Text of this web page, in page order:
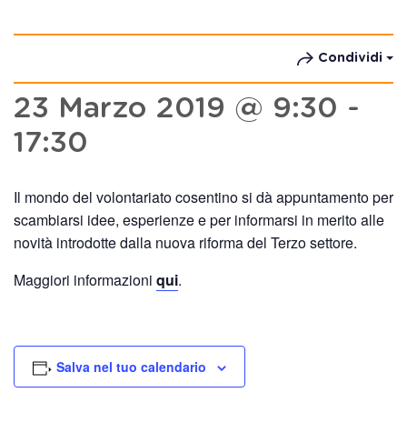
Condividi
23 Marzo 2019 @ 9:30 -
17:30
Il mondo del volontariato cosentino si dà appuntamento per
scambiarsi idee, esperienze e per informarsi in merito alle
novità introdotte dalla nuova riforma del Terzo settore.
Maggiori informazioni qui.
Salva nel tuo calendario